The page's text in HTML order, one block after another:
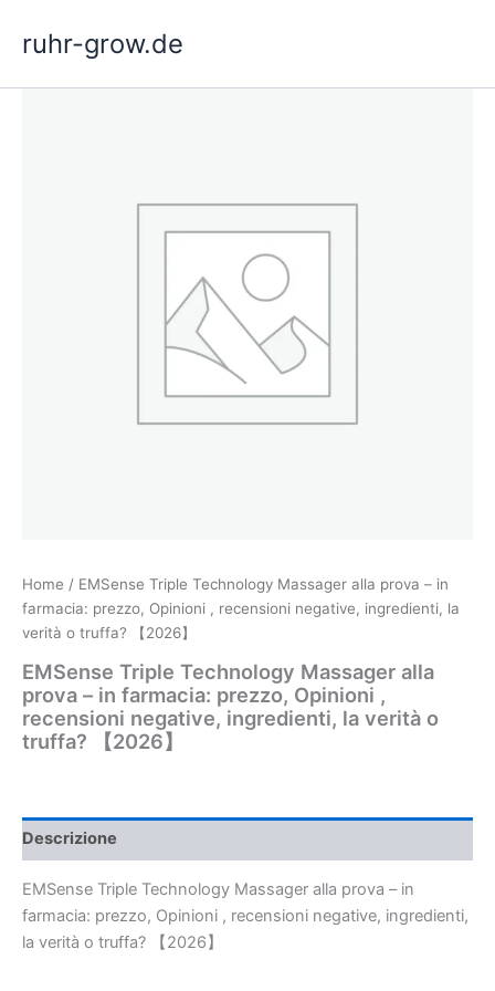
ruhr-grow.de
Home / EMSense Triple Technology Massager alla prova – in
farmacia: prezzo, Opinioni , recensioni negative, ingredienti, la
verità o truffa? 【2026】
EMSense Triple Technology Massager alla
prova – in farmacia: prezzo, Opinioni ,
recensioni negative, ingredienti, la verità o
truffa? 【2026】
Descrizione
EMSense Triple Technology Massager alla prova – in
farmacia: prezzo, Opinioni , recensioni negative, ingredienti,
la verità o truffa? 【2026】